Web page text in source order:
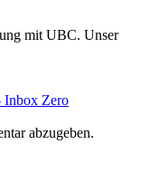
mit UBC. Unser
Inbox Zero
abzugeben.